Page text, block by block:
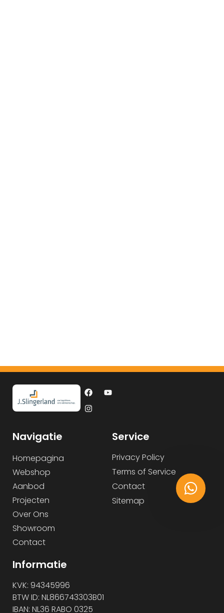
Navigatie
Homepagina
Webshop
Aanbod
Projecten
Over Ons
Showroom
Contact
Service
Privacy Policy
Terms of Service
Contact
Sitemap
Informatie
KVK: 94345996
BTW ID: NL866743303B01
IBAN: NL36 RABO 0325